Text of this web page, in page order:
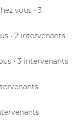
vous • 3
• 2 intervenants
• 3 intervenants